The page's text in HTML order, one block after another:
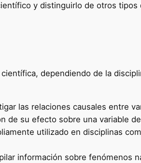
y distinguirlo de otros tipos
dependiendo de la
las relaciones causales entre
de su efecto sobre una variable
utilizado en disciplinas
información sobre fenómenos